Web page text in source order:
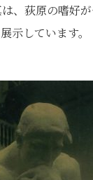
、荻原の嗜好
示しています。